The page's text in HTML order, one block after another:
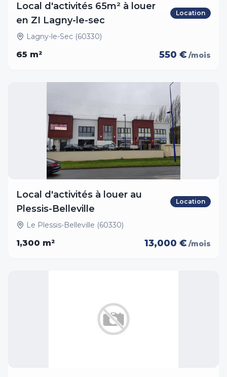
Local d'activités 65m² à louer
en ZI Lagny-le-sec
Location
Lagny-le-Sec (60330)
65 m² 550 € /mois
Local d'activités à louer au
Plessis-Belleville
Location
Le Plessis-Belleville (60330)
1,300 m² 13,000 € /mois